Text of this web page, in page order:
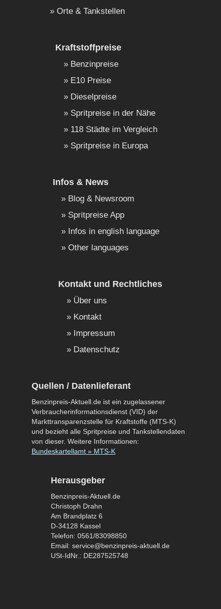
Orte & Tankstellen
Kraftstoffpreise
Benzinpreise
E10 Preise
Dieselpreise
Spritpreise in der Nähe
118 Städte im Vergleich
Spritpreise in Europa
Infos & News
Blog & Newsroom
Spritpreise App
Infos in english language
Other languages
Kontakt und Rechtliches
Über uns
Kontakt
Impressum
Datenschutz
Quellen / Datenlieferant
Benzinpreis-Aktuell.de ist ein zugelassener
Verbraucherinformationsdienst (VID) der
Markttransparenzstelle für Kraftstoffe (MTS-K)
und bezieht alle Spritpreise und Tankstellendaten
von dieser. Weitere Informationen:
Bundeskartellamt » MTS-K
Herausgeber
Benzinpreis-Aktuell.de
Christoph Drahn
Am Brandplatz 6
D-34128 Kassel
Telefon: 0561/83098850
Email: service@benzinpreis-aktuell.de
USt-IdNr.: DE287525748